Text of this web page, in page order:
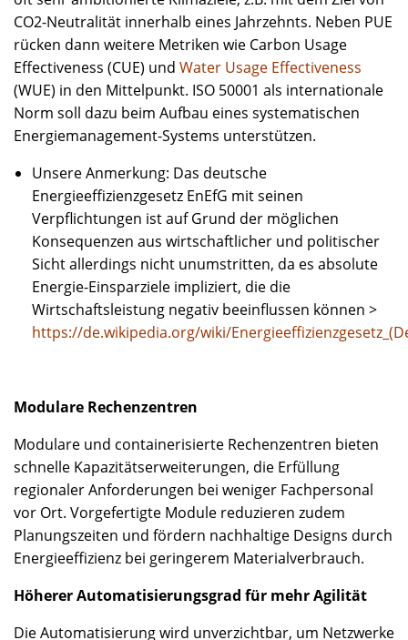
CO2-Neutralität innerhalb eines Jahrzehnts. Neben PUE
rücken dann weitere Metriken wie Carbon Usage
Effectiveness (CUE) und Water Usage Effectiveness
(WUE) in den Mittelpunkt. ISO 50001 als internationale
Norm soll dazu beim Aufbau eines systematischen
Energiemanagement-Systems unterstützen.
Unsere Anmerkung: Das deutsche
Energieeffizienzgesetz EnEfG mit seinen
Verpflichtungen ist auf Grund der möglichen
Konsequenzen aus wirtschaftlicher und politischer
Sicht allerdings nicht unumstritten, da es absolute
Energie-Einsparziele impliziert, die die
Wirtschaftsleistung negativ beeinflussen können >
https://de.wikipedia.org/wiki/
Modulare Rechenzentren
Modulare und containerisierte Rechenzentren bieten
schnelle Kapazitätserweiterungen, die Erfüllung
regionaler Anforderungen bei weniger Fachpersonal
vor Ort. Vorgefertigte Module reduzieren zudem
Planungszeiten und fördern nachhaltige Designs durch
Energieeffizienz bei geringerem Materialverbrauch.
Höherer Automatisierungsgrad für mehr Agilität
Die Automatisierung wird unverzichtbar, um Netzwerke